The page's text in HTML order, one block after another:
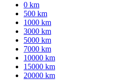
0 km
500 km
1000 km
3000 km
5000 km
7000 km
10000 km
15000 km
20000 km